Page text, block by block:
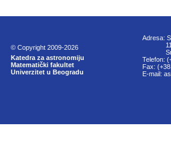
© Copyright 2009-2026
Katedra za astronomiju
Matematički fakultet
Univerzitet u Beogradu
Adresa:
Telefon:
Fax:
E-mail: